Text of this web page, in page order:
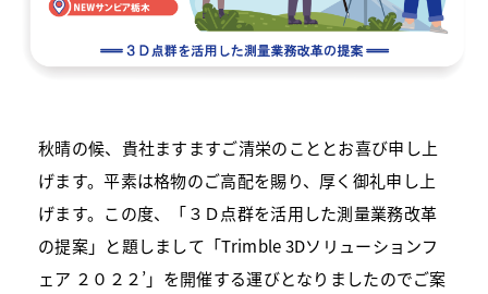
秋晴の候、貴社ますますご清栄のこととお喜び申し上
げます。平素は格物のご高配を賜り、厚く御礼申し上
げます。この度、「３Ｄ点群を活用した測量業務改革
の提案」と題しまして「Trimble 3Dソリューションフ
ェア ２０２２’」を開催する運びとなりましたのでご案